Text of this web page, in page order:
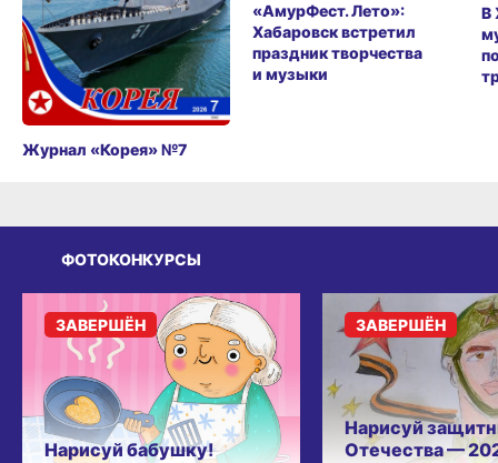
Журнал «Корея» №7
«АмурФест. Лето»:
Хабаровск встретил
праздник творчества
и музыки
В
ФОТОКОНКУРСЫ
Нарисуй бабушку!
ЗАВЕРШЁН
Нарисуй
Отечества —
ЗАВЕРШЁН